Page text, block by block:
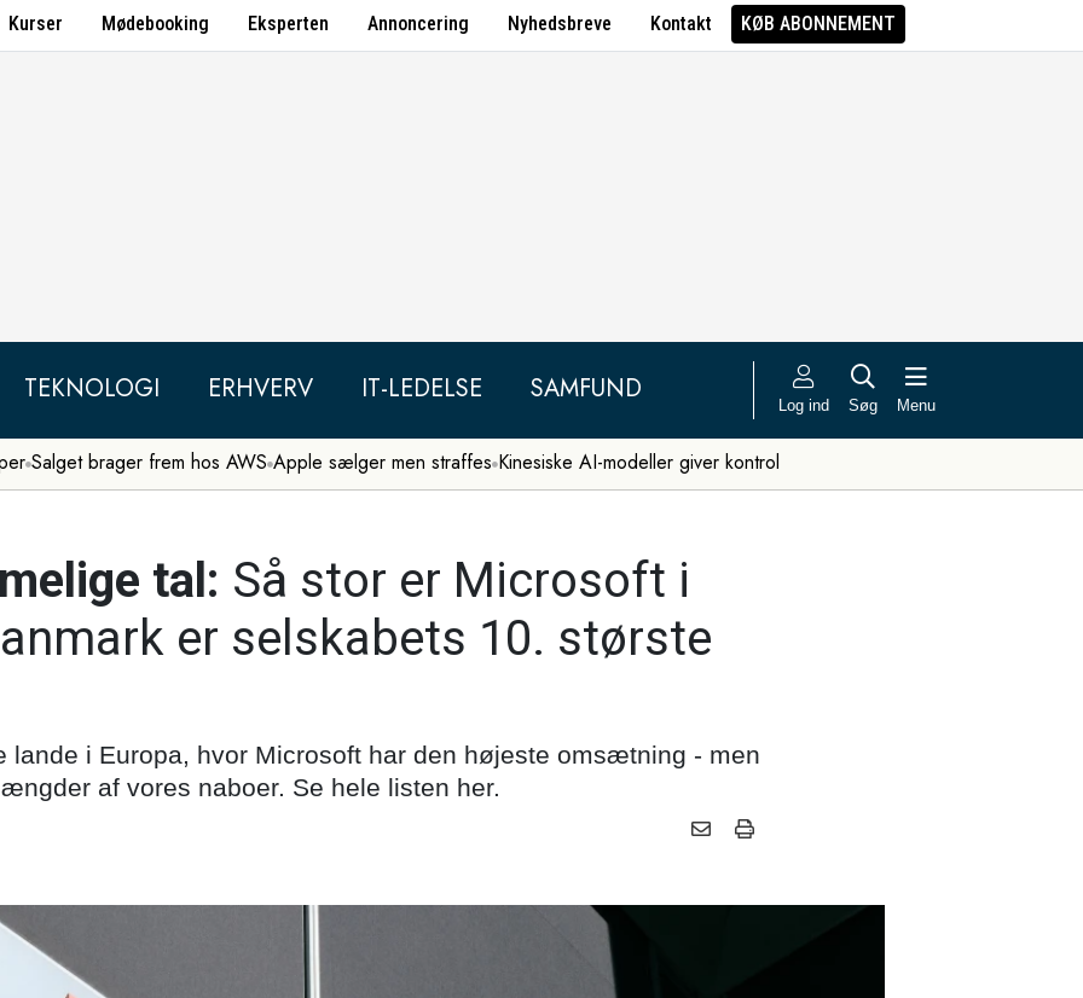
Kurser Mødebooking Eksperten Annoncering Nyhedsbreve Kontakt KØB ABONNEMENT
TEKNOLOGI ERHVERV IT-LEDELSE SAMFUND Log ind Søg Menu
Salget brager frem hos AWS Apple sælger men straffes Kinesiske AI-modeller giver kontrol
tal: Så stor er Microsoft i
er selskabets 10. største
lande i Europa, hvor Microsoft har den højeste omsætning - men
af vores naboer. Se hele listen her.